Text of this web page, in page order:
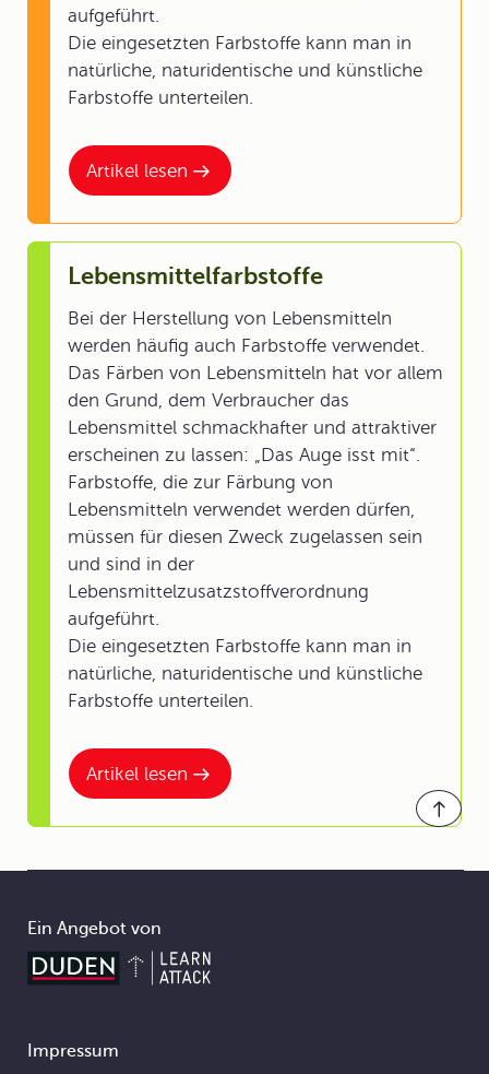
Artikel lesen
aufgeführt.
Die eingesetzten Farbstoffe kann man in
natürliche, naturidentische und künstliche
Farbstoffe unterteilen.
Artikel lesen
Lebensmittelfarbstoffe
Bei der Herstellung von Lebensmitteln
werden häufig auch Farbstoffe verwendet.
Das Färben von Lebensmitteln hat vor allem
den Grund, dem Verbraucher das
Lebensmittel schmackhafter und attraktiver
erscheinen zu lassen: „Das Auge isst mit“.
Farbstoffe, die zur Färbung von
Lebensmitteln verwendet werden dürfen,
müssen für diesen Zweck zugelassen sein
und sind in der
Lebensmittelzusatzstoffverordnung
aufgeführt.
Die eingesetzten Farbstoffe kann man in
natürliche, naturidentische und künstliche
Farbstoffe unterteilen.
Ein Angebot von
Footer
Impressum